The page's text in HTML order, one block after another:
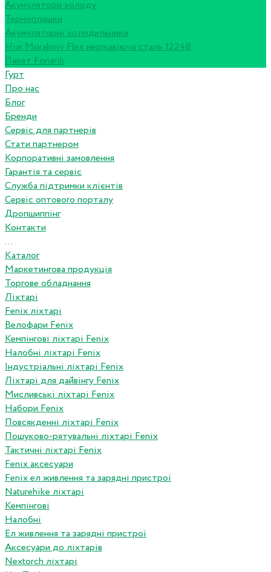
Акумулятори холоду
Термопляшки
Акумуляторні холодильники
Ніж Morakniv Flex нержавіюча сталь 12248
Пакет Fonarik
Гурт
Про нас
Блог
Бренди
Сервіс для партнерів
Стати партнером
Корпоративні замовлення
Гарантія та сервіс
Служба підтримки клієнтів
Сервіс оптового порталу
Дропшиппінг
Контакти
...
Каталог
Маркетингова продукція
Торгове обладнання
Ліхтарі
Fenix ліхтарі
Велофари Fenix
Кемпінгові ліхтарі Fenix
Налобні ліхтарі Fenix
Індустріальні ліхтарі Fenix
Ліхтарі для дайвінгу Fenix
Мисливські ліхтарі Fenix
Набори Fenix
Повсякденні ліхтарі Fenix
Пошуково-рятувальні ліхтарі Fenix
Тактичні ліхтарі Fenix
Fenix аксесуари
Fenix ел живлення та зарядні пристрої
Naturehike ліхтарі
Кемпінгові
Налобні
Ел живлення та зарядні пристрої
Аксесуари до ліхтарів
Nextorch ліхтарі